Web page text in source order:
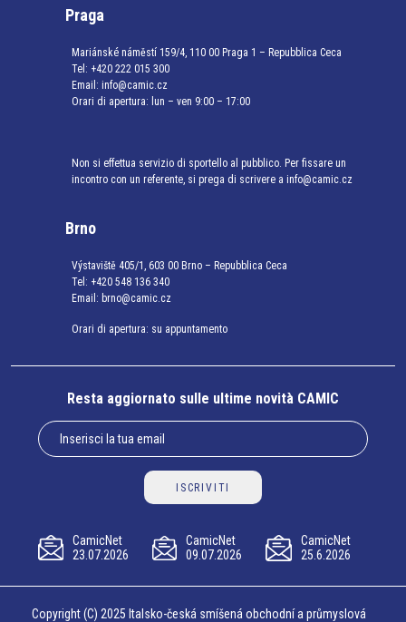
Praga
Mariánské náměstí 159/4, 110 00 Praga 1 – Repubblica Ceca
Tel: +420 222 015 300
Email: info@camic.cz
Orari di apertura: lun – ven 9:00 – 17:00
Non si effettua servizio di sportello al pubblico. Per fissare un
incontro con un referente, si prega di scrivere a info@camic.cz
Brno
Výstaviště 405/1, 603 00 Brno – Repubblica Ceca
Tel: +420 548 136 340
Email: brno@camic.cz
Orari di apertura: su appuntamento
Resta aggiornato sulle ultime novità CAMIC
ISCRIVITI
CamicNet
23.07.2026
CamicNet
09.07.2026
CamicNet
25.6.2026
Copyright (C) 2025 Italsko-česká smíšená obchodní a průmyslová